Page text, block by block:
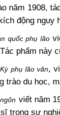
năm 1908,
động nguy
quốc phụ lão
phẩm này
phụ lão văn,
trào du học,
viết năm
trong sự